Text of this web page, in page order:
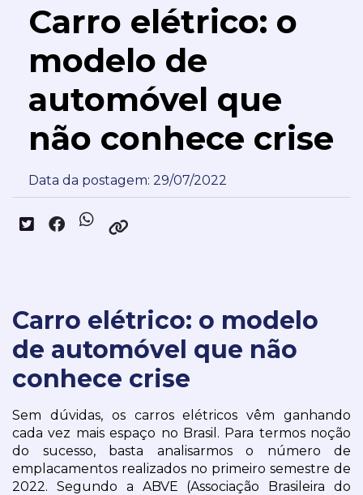
Carro elétrico: o
modelo de
automóvel que
não conhece crise
Data da postagem: 29/07/2022
Carro elétrico: o modelo
de automóvel que não
conhece crise
Sem dúvidas, os carros elétricos vêm ganhando
cada vez mais espaço no Brasil. Para termos noção
do sucesso, basta analisarmos o número de
emplacamentos realizados no primeiro semestre de
2022. Segundo a ABVE (Associação Brasileira do